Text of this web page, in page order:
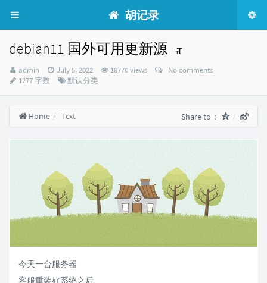
胡记录
debian11 国外可用更新源
Author：
admin
发
布
July 5, 2022 18770 views
No comments
1277 字数
Categories：
默认分类
Home Text Share to：
今天一台服务器
客服重装好系统之后